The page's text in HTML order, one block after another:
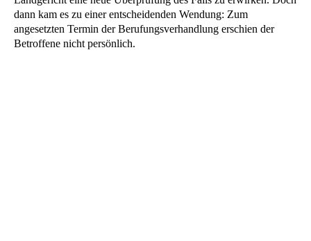
dann kam es zu einer entscheidenden Wendung: Zum
angesetzten Termin der Berufungsverhandlung erschien der
Betroffene nicht persönlich.